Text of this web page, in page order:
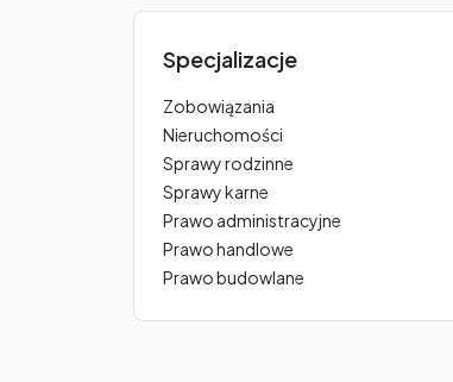
Specjalizacje
Zobowiązania
Nieruchomości
Sprawy rodzinne
Sprawy karne
Prawo administracyjne
Prawo handlowe
Prawo budowlane